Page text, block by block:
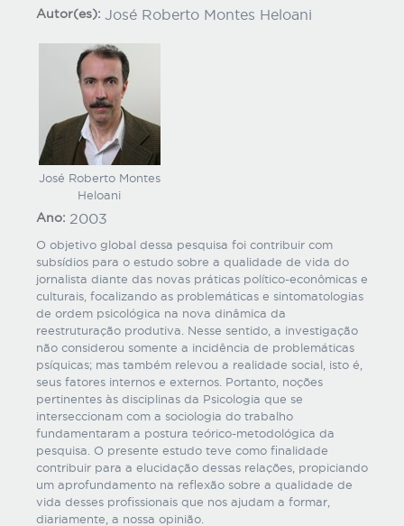
Autor(es): José Roberto Montes Heloani
José Roberto Montes
Heloani
Ano: 2003
O objetivo global dessa pesquisa foi contribuir com
subsídios para o estudo sobre a qualidade de vida do
jornalista diante das novas práticas político-econômicas e
culturais, focalizando as problemáticas e sintomatologias
de ordem psicológica na nova dinâmica da
reestruturação produtiva. Nesse sentido, a investigação
não considerou somente a incidência de problemáticas
psíquicas; mas também relevou a realidade social, isto é,
seus fatores internos e externos. Portanto, noções
pertinentes às disciplinas da Psicologia que se
interseccionam com a sociologia do trabalho
fundamentaram a postura teórico-metodológica da
pesquisa. O presente estudo teve como finalidade
contribuir para a elucidação dessas relações, propiciando
um aprofundamento na reflexão sobre a qualidade de
vida desses profissionais que nos ajudam a formar,
diariamente, a nossa opinião.